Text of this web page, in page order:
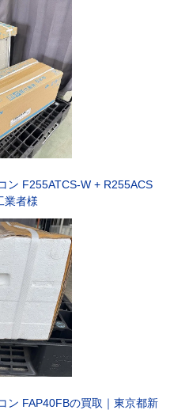
ン F255ATCS-W + R255ACS
業者様
ン FAP40FBの買取｜東京都新